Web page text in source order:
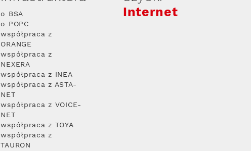
o BSA
o POPC
współpraca z
ORANGE
współpraca z
NEXERA
współpraca z INEA
współpraca z ASTA-
NET
współpraca z VOICE-
NET
współpraca z TOYA
współpraca z
TAURON
Internet